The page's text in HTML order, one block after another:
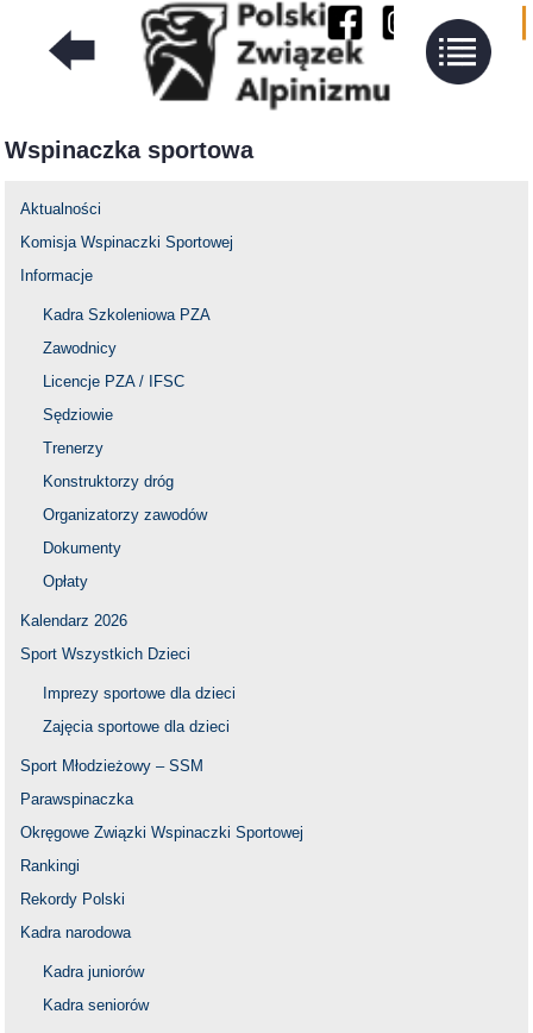
Wspinaczka sportowa
Aktualności
Komisja Wspinaczki Sportowej
Informacje
Kadra Szkoleniowa PZA
Zawodnicy
Licencje PZA / IFSC
Sędziowie
Trenerzy
Konstruktorzy dróg
Organizatorzy zawodów
Dokumenty
Opłaty
Kalendarz 2026
Sport Wszystkich Dzieci
Imprezy sportowe dla dzieci
Zajęcia sportowe dla dzieci
Sport Młodzieżowy – SSM
Parawspinaczka
Okręgowe Związki Wspinaczki Sportowej
Rankingi
Rekordy Polski
Kadra narodowa
Kadra juniorów
Kadra seniorów